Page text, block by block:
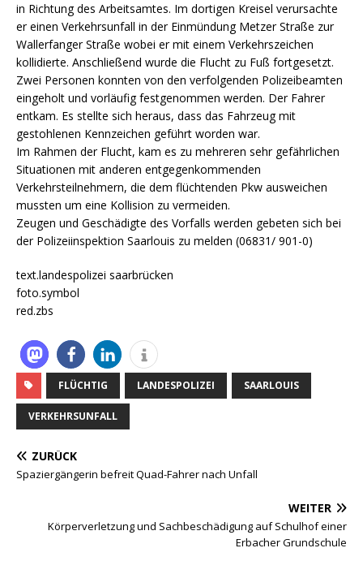
in Richtung des Arbeitsamtes. Im dortigen Kreisel verursachte
er einen Verkehrsunfall in der Einmündung Metzer Straße zur
Wallerfanger Straße wobei er mit einem Verkehrszeichen
kollidierte. Anschließend wurde die Flucht zu Fuß fortgesetzt.
Zwei Personen konnten von den verfolgenden Polizeibeamten
eingeholt und vorläufig festgenommen werden. Der Fahrer
entkam. Es stellte sich heraus, dass das Fahrzeug mit
gestohlenen Kennzeichen geführt worden war.
Im Rahmen der Flucht, kam es zu mehreren sehr gefährlichen
Situationen mit anderen entgegenkommenden
Verkehrsteilnehmern, die dem flüchtenden Pkw ausweichen
mussten um eine Kollision zu vermeiden.
Zeugen und Geschädigte des Vorfalls werden gebeten sich bei
der Polizeiinspektion Saarlouis zu melden (06831/ 901-0)
text.landespolizei saarbrücken
foto.symbol
red.zbs
FLÜCHTIG LANDESPOLIZEI SAARLOUIS
VERKEHRSUNFALL
ZURÜCK
Spaziergängerin befreit Quad-Fahrer nach Unfall
WEITER
Körperverletzung und Sachbeschädigung auf Schulhof einer
Erbacher Grundschule